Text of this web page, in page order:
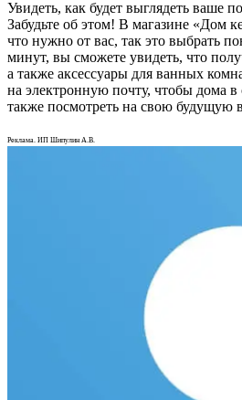
Увидеть, как будет выглядеть ваше
Забудьте об этом! В магазине «Дом
что нужно от вас, так это выбрать
минут, вы сможете увидеть, что
а также аксессуары для ванных
на электронную почту, чтобы дома
также посмотреть на свою будущую
Реклама. ИП Шипулин А.В.